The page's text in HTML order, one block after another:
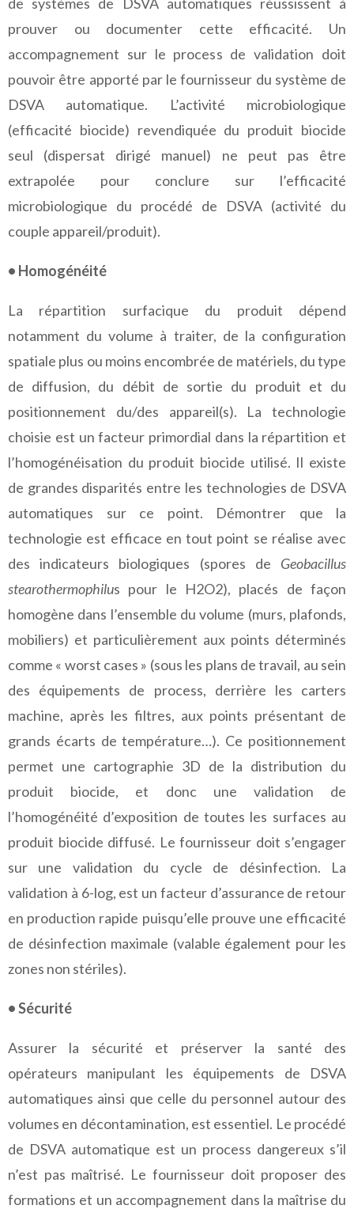
prouver ou documenter cette efficacité. Un
accompagnement sur le process de validation doit
pouvoir être apporté par le fournisseur du système de
DSVA automatique. L’activité microbiologique
(efficacité biocide) revendiquée du produit biocide
seul (dispersat dirigé manuel) ne peut pas être
extrapolée pour conclure sur l’efficacité
microbiologique du procédé de DSVA (activité du
couple appareil/produit).
• Homogénéité
La répartition surfacique du produit dépend
notamment du volume à traiter, de la configuration
spatiale plus ou moins encombrée de matériels, du type
de diffusion, du débit de sortie du produit et du
positionnement du/des appareil(s). La technologie
choisie est un facteur primordial dans la répartition et
l’homogénéisation du produit biocide utilisé. Il existe
de grandes disparités entre les technologies de DSVA
automatiques sur ce point. Démontrer que la
technologie est efficace en tout point se réalise avec
des indicateurs biologiques (spores de Geobacillus
stearothermophilus pour le H2O2), placés de façon
homogène dans l’ensemble du volume (murs, plafonds,
mobiliers) et particulièrement aux points déterminés
comme « worst cases » (sous les plans de travail, au sein
des équipements de process, derrière les carters
machine, après les filtres, aux points présentant de
grands écarts de température…). Ce positionnement
permet une cartographie 3D de la distribution du
produit biocide, et donc une validation de
l’homogénéité d’exposition de toutes les surfaces au
produit biocide diffusé. Le fournisseur doit s’engager
sur une validation du cycle de désinfection. La
validation à 6-log, est un facteur d’assurance de retour
en production rapide puisqu’elle prouve une efficacité
de désinfection maximale (valable également pour les
zones non stériles).
• Sécurité
Assurer la sécurité et préserver la santé des
opérateurs manipulant les équipements de DSVA
automatiques ainsi que celle du personnel autour des
volumes en décontamination, est essentiel. Le procédé
de DSVA automatique est un process dangereux s’il
n’est pas maîtrisé. Le fournisseur doit proposer des
formations et un accompagnement dans la maîtrise du